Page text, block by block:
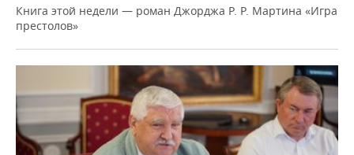
Книга этой недели — роман Джорджа Р. Р. Мартина «Игра
престолов»